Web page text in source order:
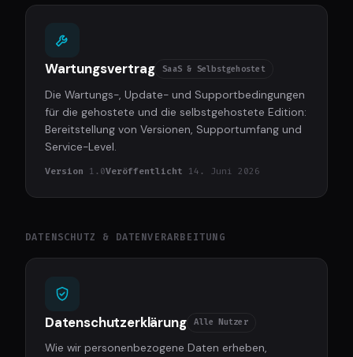
Wartungsvertrag SaaS & Selbstgehostet
Die Wartungs-, Update- und Supportbedingungen
für die gehostete und die selbstgehostete Edition:
Bereitstellung von Versionen, Supportumfang und
Service-Level.
Version 1.0Veröffentlicht 14. Juni 2026
DATENSCHUTZ & DATENVERARBEITUNG
Datenschutzerklärung Alle Nutzer
Wie wir personenbezogene Daten erheben,